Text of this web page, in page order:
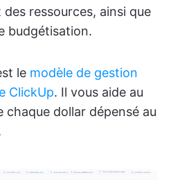
ressources, ainsi que
budgétisation.
le modèle de gestion
ClickUp. Il vous aide au
chaque dollar dépensé au